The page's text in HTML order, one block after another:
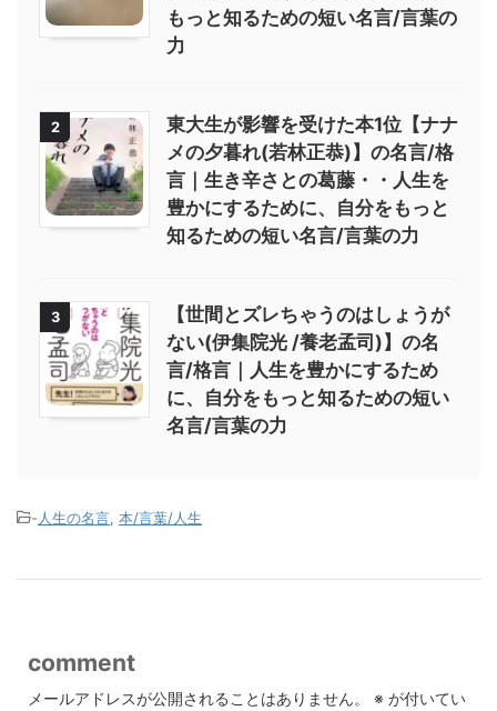
もっと知るための短い名言/言葉の
力
2
東大生が影響を受けた本1位【ナナ
メの夕暮れ(若林正恭)】の名言/格
言｜生き辛さとの葛藤・・人生を
豊かにするために、自分をもっと
知るための短い名言/言葉の力
3
【世間とズレちゃうのはしょうが
ない(伊集院光 /養老孟司)】の名
言/格言｜人生を豊かにするため
に、自分をもっと知るための短い
名言/言葉の力
- 人生の名言 本/言葉/人生
comment
メールアドレスが公開されることはありません。 ※ が付いてい